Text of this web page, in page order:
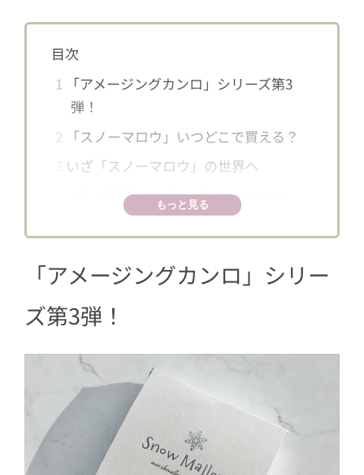
目次
1 「アメージングカンロ」シリーズ第3
弾！
2 「スノーマロウ」いつどこで買える？
いざ「スノーマロウ」の世界へ
まるで雪玉のような「スノーマロウ」
一体どんな味？
ジレシピ
トパン
5.2粉雪ショコラきなこトースト
5.3スタバのメリークリームを再現！
もっと見る
「アメージングカンロ」シリー
ズ第3弾！